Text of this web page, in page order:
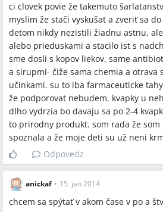
ci clovek povie že takemuto
myslim že stači vyskušat a zveriť sa
detom nikdy nezistili žiadnu astnu,
alebo prieduskami a stacilo ist s
sme dosli s kopov liekov. same
a sirupmi- čiže sama chemia a otrava
učinkami. su to iba farmaceuticke
že podporovat nebudem. kvapky u
dlho vydrzia bo davaju sa po 2-4
to prirodny produkt. som rada že
spoznala a že moje deti su už neni
Odpovedz
anickaf • 15. jan 2014
chcem sa spýtať v akom čase v po a